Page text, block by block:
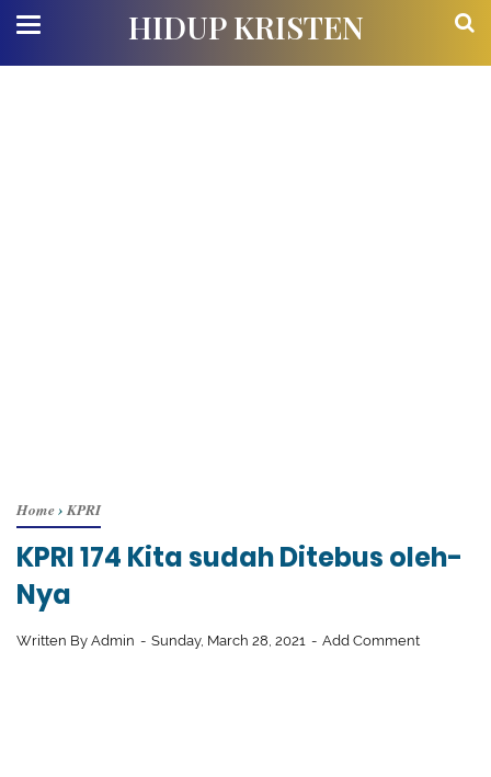
HIDUP KRISTEN
Home› KPRI
KPRI 174 Kita sudah Ditebus oleh-
Nya
Written By Admin Sunday, March 28, 2021 Add Comment